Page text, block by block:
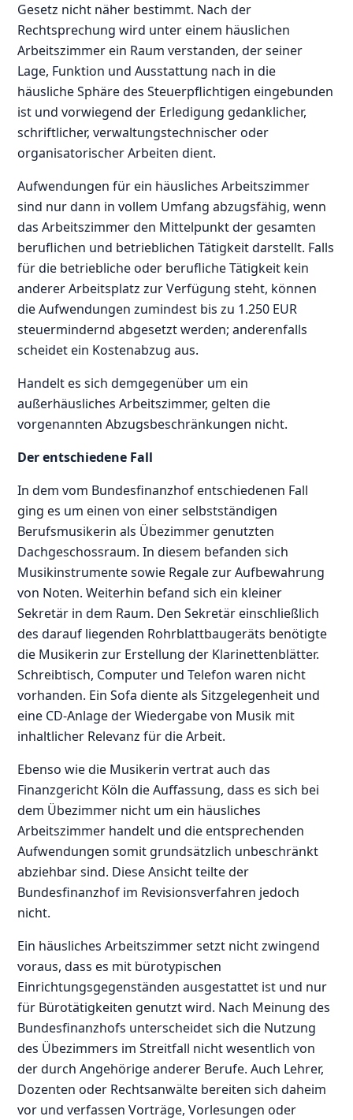
Gesetz nicht näher bestimmt. Nach der
Rechtsprechung wird unter einem häuslichen
Arbeitszimmer ein Raum verstanden, der seiner
Lage, Funktion und Ausstattung nach in die
häusliche Sphäre des Steuerpflichtigen eingebunden
ist und vorwiegend der Erledigung gedanklicher,
schriftlicher, verwaltungstechnischer oder
organisatorischer Arbeiten dient.
Aufwendungen für ein häusliches Arbeitszimmer
sind nur dann in vollem Umfang abzugsfähig, wenn
das Arbeitszimmer den Mittelpunkt der gesamten
beruflichen und betrieblichen Tätigkeit darstellt. Falls
für die betriebliche oder berufliche Tätigkeit kein
anderer Arbeitsplatz zur Verfügung steht, können
die Aufwendungen zumindest bis zu 1.250 EUR
steuermindernd abgesetzt werden; anderenfalls
scheidet ein Kostenabzug aus.
Handelt es sich demgegenüber um ein
außerhäusliches Arbeitszimmer, gelten die
vorgenannten Abzugsbeschränkungen nicht.
Der entschiedene Fall
In dem vom Bundesfinanzhof entschiedenen Fall
ging es um einen von einer selbstständigen
Berufsmusikerin als Übezimmer genutzten
Dachgeschossraum. In diesem befanden sich
Musikinstrumente sowie Regale zur Aufbewahrung
von Noten. Weiterhin befand sich ein kleiner
Sekretär in dem Raum. Den Sekretär einschließlich
des darauf liegenden Rohrblattbaugeräts benötigte
die Musikerin zur Erstellung der Klarinettenblätter.
Schreibtisch, Computer und Telefon waren nicht
vorhanden. Ein Sofa diente als Sitzgelegenheit und
eine CD-Anlage der Wiedergabe von Musik mit
inhaltlicher Relevanz für die Arbeit.
Ebenso wie die Musikerin vertrat auch das
Finanzgericht Köln die Auffassung, dass es sich bei
dem Übezimmer nicht um ein häusliches
Arbeitszimmer handelt und die entsprechenden
Aufwendungen somit grundsätzlich unbeschränkt
abziehbar sind. Diese Ansicht teilte der
Bundesfinanzhof im Revisionsverfahren jedoch
nicht.
Ein häusliches Arbeitszimmer setzt nicht zwingend
voraus, dass es mit bürotypischen
Einrichtungsgegenständen ausgestattet ist und nur
für Bürotätigkeiten genutzt wird. Nach Meinung des
Bundesfinanzhofs unterscheidet sich die Nutzung
des Übezimmers im Streitfall nicht wesentlich von
der durch Angehörige anderer Berufe. Auch Lehrer,
Dozenten oder Rechtsanwälte bereiten sich daheim
vor und verfassen Vorträge, Vorlesungen oder